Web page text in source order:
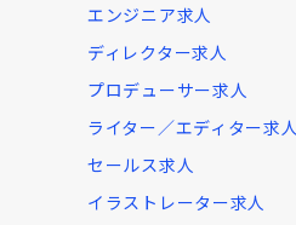
エンジニア求人
ディレクター求人
プロデューサー求人
ライター／エディター求人
セールス求人
イラストレーター求人